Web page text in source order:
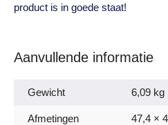
product is in goede staat!
Aanvullende informatie
Gewicht 6,09 kg
Afmetingen 47,4 ×